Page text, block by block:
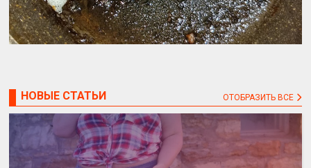
НОВЫЕ СТАТЬИ ОТОБРАЗИТЬ ВСЕ